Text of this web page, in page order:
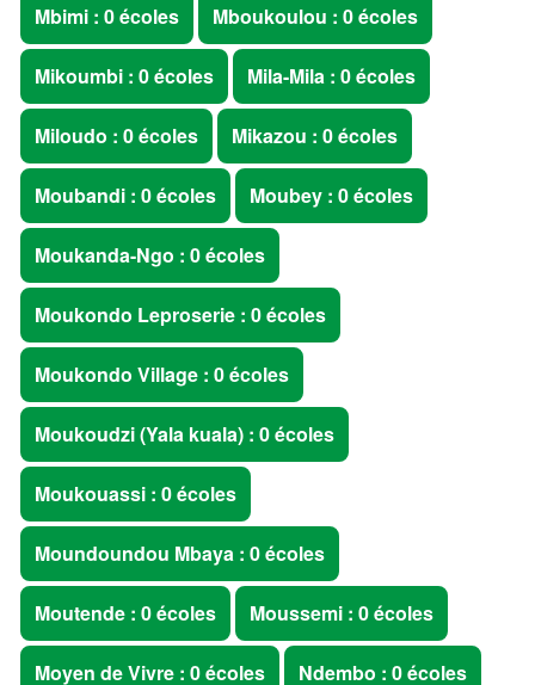
Mbimi : 0 écoles Mboukoulou : 0 écoles
Mikoumbi : 0 écoles Mila-Mila : 0 écoles
Miloudo : 0 écoles Mikazou : 0 écoles
Moubandi : 0 écoles Moubey : 0 écoles
Moukanda-Ngo : 0 écoles
Moukondo Leproserie : 0 écoles
Moukondo Village : 0 écoles
Moukoudzi (Yala kuala) : 0 écoles
Moukouassi : 0 écoles
Moundoundou Mbaya : 0 écoles
Moutende : 0 écoles Moussemi : 0 écoles
Moyen de Vivre : 0 écoles Ndembo : 0 écoles